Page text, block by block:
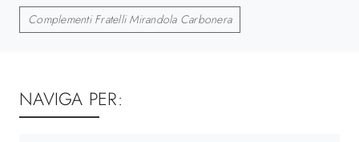
Complementi Fratelli Mirandola Carbonera
NAVIGA PER: